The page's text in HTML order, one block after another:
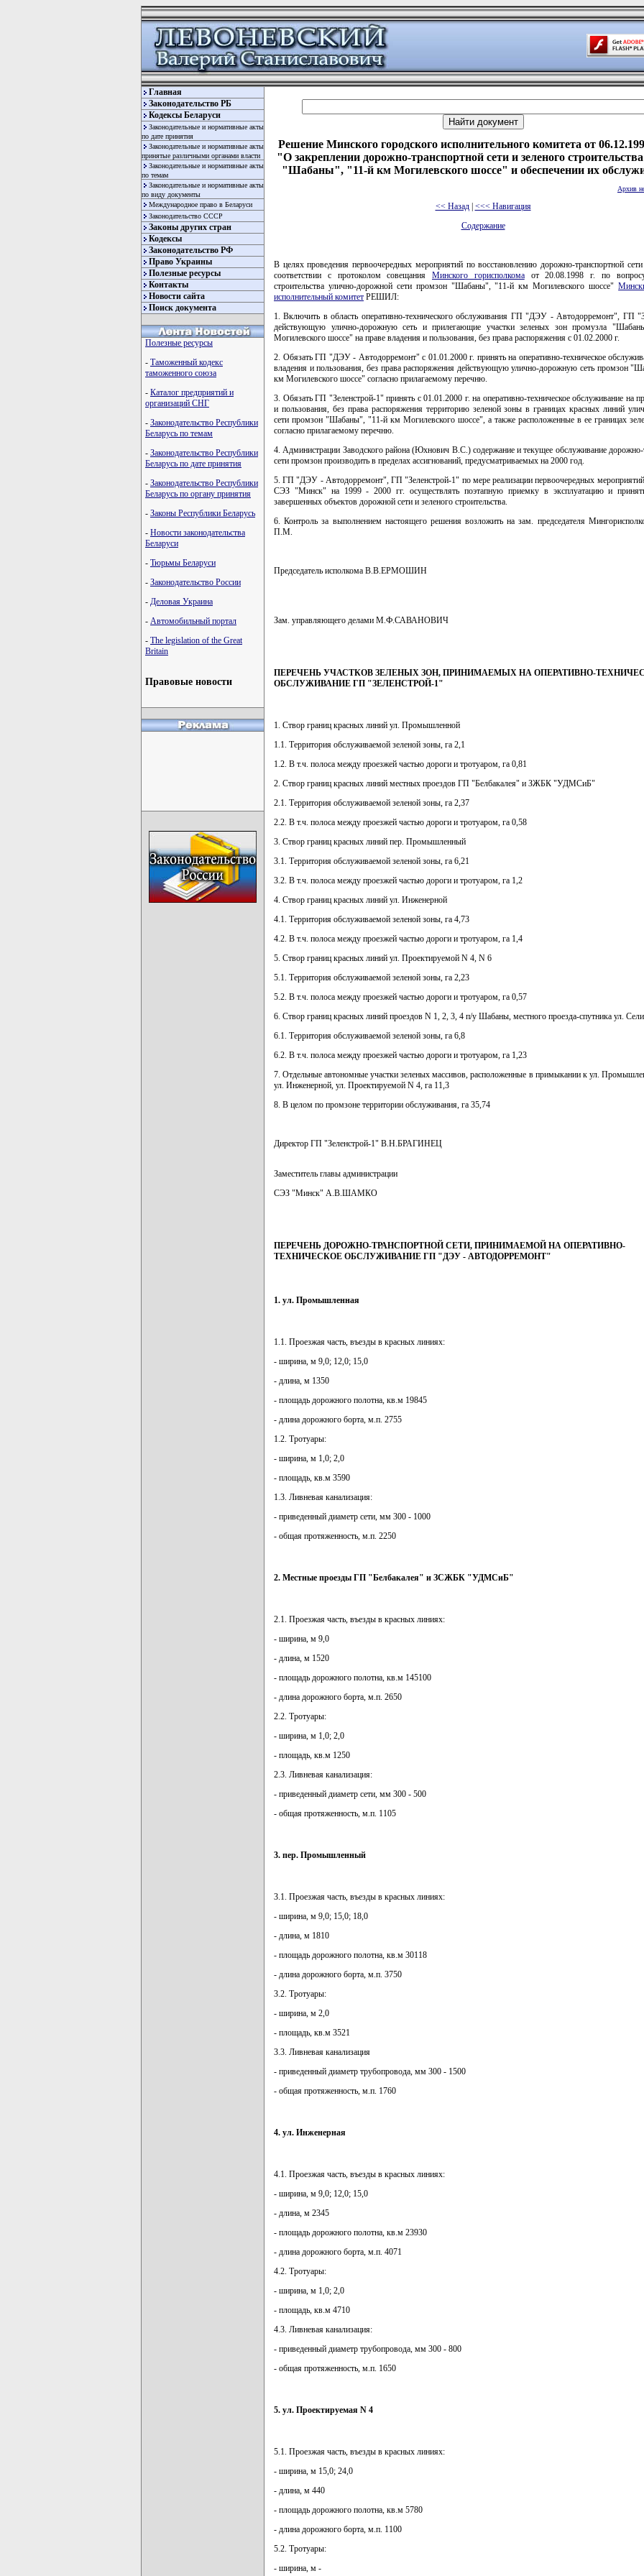
Главная
Законодательство РБ
Кодексы Беларуси
Законодательные и нормативные акты
по дате принятия
Законодательные и нормативные акты
принятые различными органами власти
Законодательные и нормативные акты
по темам
Законодательные и нормативные акты
по виду документы
Международное право в Беларуси
Законодательство СССР
Законы других стран
Кодексы
Законодательство РФ
Право Украины
Полезные ресурсы
Контакты
Новости сайта
Поиск документа
Полезные ресурсы
- Таможенный кодекс
таможенного союза
- Каталог предприятий и
организаций СНГ
- Законодательство Республики
Беларусь по темам
- Законодательство Республики
Беларусь по дате принятия
- Законодательство Республики
Беларусь по органу принятия
- Законы Республики Беларусь
- Новости законодательства
Беларуси
- Тюрьмы Беларуси
- Законодательство России
- Деловая Украина
- Автомобильный портал
- The legislation of the Great
Britain
Правовые новости
Решение Минского городского исполнительного комитета от
"О закреплении дорожно-транспортной сети и зеленого
"Шабаны", "11-й км Могилевского шоссе" и обеспечении их
Архив
<< Назад| <<< Навигация
Содержание
В целях проведения первоочередных мероприятий по восстановлению дорожно-транспортной
соответствии с протоколом совещания Минского горисполкомаот 20.08.1998 г. по
строительства улично-дорожной сети промзон "Шабаны", "11-й км Могилевского шоссе"
исполнительный комитет РЕШИЛ:
1. Включить в область оперативно-технического обслуживания ГП "ДЭУ - Автодорремонт", ГП
действующую улично-дорожную сеть и прилегающие участки зеленых зон промузла
Могилевского шоссе" на праве владения и пользования, без права распоряжения с 01.02.2000 г.
2. Обязать ГП "ДЭУ - Автодорремонт" с 01.01.2000 г. принять на оперативно-техническое
владения и пользования, без права распоряжения действующую улично-дорожную сеть промзон
км Могилевского шоссе" согласно прилагаемому перечню.
3. Обязать ГП "Зеленстрой-1" принять с 01.01.2000 г. на оперативно-техническое обслуживание на
и пользования, без права распоряжения территорию зеленой зоны в границах красных линий
сети промзон "Шабаны", "11-й км Могилевского шоссе", а также расположенные в ее границах
согласно прилагаемому перечню.
4. Администрации Заводского района (Юхнович В.С.) содержание и текущее обслуживание дорожно-
сети промзон производить в пределах ассигнований, предусматриваемых на 2000 год.
5. ГП "ДЭУ - Автодорремонт", ГП "Зеленстрой-1" по мере реализации первоочередных
СЭЗ "Минск" на 1999 - 2000 гг. осуществлять поэтапную приемку в эксплуатацию и
завершенных объектов дорожной сети и зеленого строительства.
6. Контроль за выполнением настоящего решения возложить на зам. председателя
П.М.
Председатель исполкома В.В.ЕРМОШИН
Зам. управляющего делами М.Ф.САВАНОВИЧ
ПЕРЕЧЕНЬ УЧАСТКОВ ЗЕЛЕНЫХ ЗОН, ПРИНИМАЕМЫХ НА ОПЕРАТИВНО-
ОБСЛУЖИВАНИЕ ГП "ЗЕЛЕНСТРОЙ-1"
1. Створ границ красных линий ул. Промышленной
1.1. Территория обслуживаемой зеленой зоны, га 2,1
1.2. В т.ч. полоса между проезжей частью дороги и тротуаром, га 0,81
2. Створ границ красных линий местных проездов ГП "Белбакалея" и ЗЖБК "УДМСиБ"
2.1. Территория обслуживаемой зеленой зоны, га 2,37
2.2. В т.ч. полоса между проезжей частью дороги и тротуаром, га 0,58
3. Створ границ красных линий пер. Промышленный
3.1. Территория обслуживаемой зеленой зоны, га 6,21
3.2. В т.ч. полоса между проезжей частью дороги и тротуаром, га 1,2
4. Створ границ красных линий ул. Инженерной
4.1. Территория обслуживаемой зеленой зоны, га 4,73
4.2. В т.ч. полоса между проезжей частью дороги и тротуаром, га 1,4
5. Створ границ красных линий ул. Проектируемой N 4, N 6
5.1. Территория обслуживаемой зеленой зоны, га 2,23
5.2. В т.ч. полоса между проезжей частью дороги и тротуаром, га 0,57
6. Створ границ красных линий проездов N 1, 2, 3, 4 п/у Шабаны, местного проезда-спутника ул.
6.1. Территория обслуживаемой зеленой зоны, га 6,8
6.2. В т.ч. полоса между проезжей частью дороги и тротуаром, га 1,23
7. Отдельные автономные участки зеленых массивов, расположенные в примыкании к ул.
ул. Инженерной, ул. Проектируемой N 4, га 11,3
8. В целом по промзоне территории обслуживания, га 35,74
Директор ГП "Зеленстрой-1" В.Н.БРАГИНЕЦ
Заместитель главы администрации
СЭЗ "Минск" А.В.ШАМКО
ПЕРЕЧЕНЬ ДОРОЖНО-ТРАНСПОРТНОЙ СЕТИ, ПРИНИМАЕМОЙ НА ОПЕРАТИВНО-
ТЕХНИЧЕСКОЕ ОБСЛУЖИВАНИЕ ГП "ДЭУ - АВТОДОРРЕМОНТ"
1. ул. Промышленная
1.1. Проезжая часть, въезды в красных линиях:
- ширина, м 9,0; 12,0; 15,0
- длина, м 1350
- площадь дорожного полотна, кв.м 19845
- длина дорожного борта, м.п. 2755
1.2. Тротуары:
- ширина, м 1,0; 2,0
- площадь, кв.м 3590
1.3. Ливневая канализация:
- приведенный диаметр сети, мм 300 - 1000
- общая протяженность, м.п. 2250
2. Местные проезды ГП "Белбакалея" и ЗСЖБК "УДМСиБ"
2.1. Проезжая часть, въезды в красных линиях:
- ширина, м 9,0
- длина, м 1520
- площадь дорожного полотна, кв.м 145100
- длина дорожного борта, м.п. 2650
2.2. Тротуары:
- ширина, м 1,0; 2,0
- площадь, кв.м 1250
2.3. Ливневая канализация:
- приведенный диаметр сети, мм 300 - 500
- общая протяженность, м.п. 1105
3. пер. Промышленный
3.1. Проезжая часть, въезды в красных линиях:
- ширина, м 9,0; 15,0; 18,0
- длина, м 1810
- площадь дорожного полотна, кв.м 30118
- длина дорожного борта, м.п. 3750
3.2. Тротуары:
- ширина, м 2,0
- площадь, кв.м 3521
3.3. Ливневая канализация
- приведенный диаметр трубопровода, мм 300 - 1500
- общая протяженность, м.п. 1760
4. ул. Инженерная
4.1. Проезжая часть, въезды в красных линиях:
- ширина, м 9,0; 12,0; 15,0
- длина, м 2345
- площадь дорожного полотна, кв.м 23930
- длина дорожного борта, м.п. 4071
4.2. Тротуары:
- ширина, м 1,0; 2,0
- площадь, кв.м 4710
4.3. Ливневая канализация:
- приведенный диаметр трубопровода, мм 300 - 800
- общая протяженность, м.п. 1650
5. ул. Проектируемая N 4
5.1. Проезжая часть, въезды в красных линиях:
- ширина, м 15,0; 24,0
- длина, м 440
- площадь дорожного полотна, кв.м 5780
- длина дорожного борта, м.п. 1100
5.2. Тротуары:
- ширина, м -